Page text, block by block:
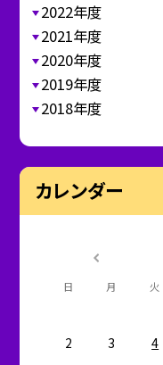
2022年度
2021年度
2020年度
2019年度
2018年度
カレンダー
日 月 火
2
3 4